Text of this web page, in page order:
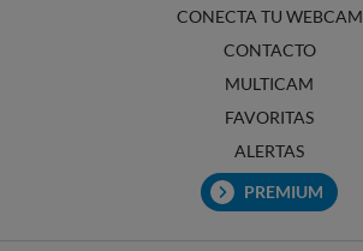
CONECTA TU WEBCAM
CONTACTO
MULTICAM
FAVORITAS
ALERTAS
PREMIUM